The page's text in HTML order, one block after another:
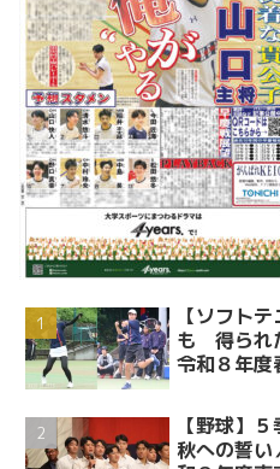
【ソフト
も 得られ
令和８年度
【野球】
秋への誓い